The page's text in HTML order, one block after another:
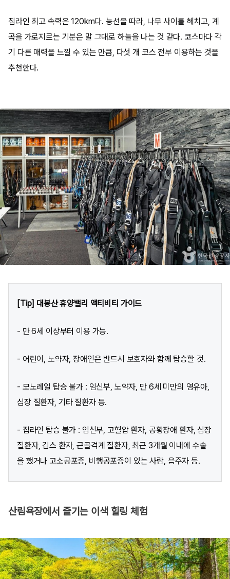
집라인 최고 속력은 120km다. 능선을 따라, 나무 사이를 헤치고, 계
곡을 가로지르는 기분은 말 그대로 하늘을 나는 것 같다. 코스마다 각
기 다른 매력을 느낄 수 있는 만큼, 다섯 개 코스 전부 이용하는 것을
추천한다.
[Tip] 대봉산 휴양밸리 액티비티 가이드
- 만 6세 이상부터 이용 가능.
- 어린이, 노약자, 장애인은 반드시 보호자와 함께 탑승할 것.
- 모노레일 탑승 불가 : 임신부, 노약자, 만 6세 미만의 영유아,
심장 질환자, 기타 질환자 등.
- 집라인 탑승 불가 : 임신부, 고혈압 환자, 공황장애 환자, 심장
질환자, 깁스 환자, 근골격계 질환자, 최근 3개월 이내에 수술
을 했거나 고소공포증, 비행공포증이 있는 사람, 음주자 등.
산림욕장에서 즐기는 이색 힐링 체험